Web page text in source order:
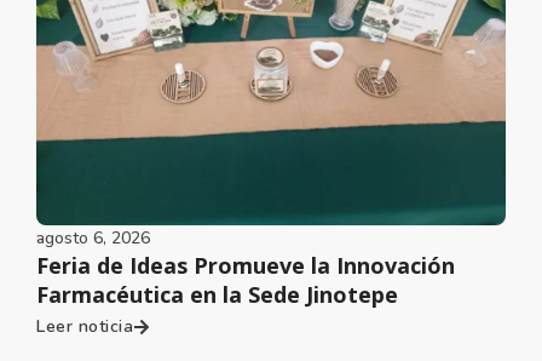
agosto 6, 2026
Feria de Ideas Promueve la Innovación
Farmacéutica en la Sede Jinotepe
Leer noticia